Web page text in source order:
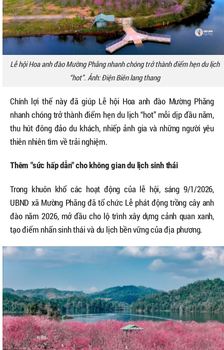
Lễ hội Hoa anh đào Mường Phăng nhanh chóng trở thành điểm hẹn du lịch
“hot”. Ảnh: Điện Biên lang thang
Chính lợi thế này đã giúp Lễ hội Hoa anh đào Mường Phăng
nhanh chóng trở thành điểm hẹn du lịch “hot” mỗi dịp đầu năm,
thu hút đông đảo du khách, nhiếp ảnh gia và những người yêu
thiên nhiên tìm về trải nghiệm.
Thêm "sức hấp dẫn" cho không gian du lịch sinh thái
Trong khuôn khổ các hoạt động của lễ hội, sáng 9/1/2026,
UBND xã Mường Phăng đã tổ chức Lễ phát động trồng cây anh
đào năm 2026, mở đầu cho lộ trình xây dựng cảnh quan xanh,
tạo điểm nhấn sinh thái và du lịch bền vững của địa phương.